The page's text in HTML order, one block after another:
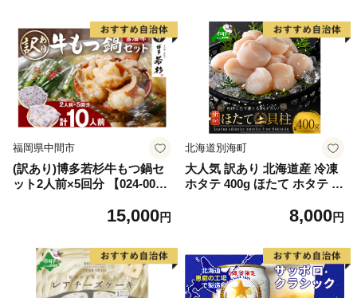
福岡県中間市
(訳あり)博多若杉牛もつ鍋セ
ット2人前×5回分 【024-002
15,000円
北海道別海町
大人気 訳あり 北海道産 冷凍
ホタテ 400g ほたて ホタテ 帆
8,000円